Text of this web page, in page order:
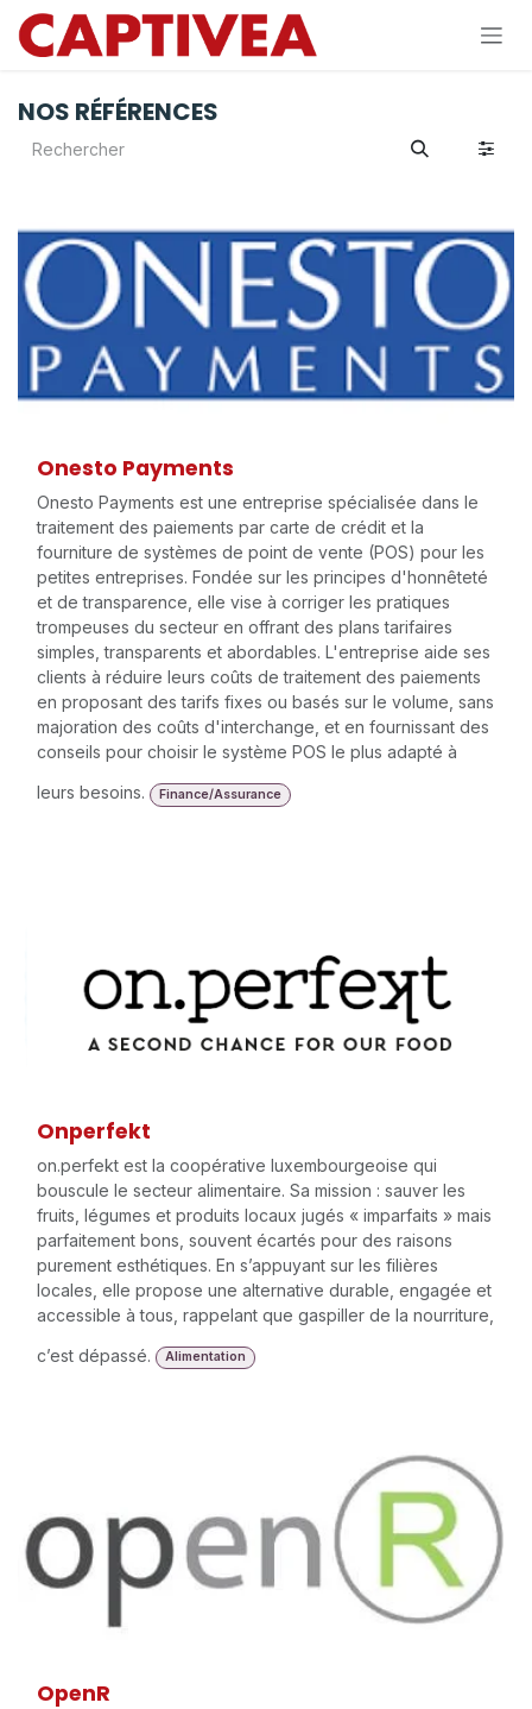
Se rendre au contenu
NOS RÉFÉRENCES
Onesto Payments
Onesto Payments est une entreprise spécialisée dans le
traitement des paiements par carte de crédit et la
fourniture de systèmes de point de vente (POS) pour les
petites entreprises. Fondée sur les principes d'honnêteté
et de transparence, elle vise à corriger les pratiques
trompeuses du secteur en offrant des plans tarifaires
simples, transparents et abordables. L'entreprise aide ses
clients à réduire leurs coûts de traitement des paiements
en proposant des tarifs fixes ou basés sur le volume, sans
majoration des coûts d'interchange, et en fournissant des
conseils pour choisir le système POS le plus adapté à
leurs besoins.
Finance/Assurance
Onperfekt
on.perfekt est la coopérative luxembourgeoise qui
bouscule le secteur alimentaire. Sa mission : sauver les
fruits, légumes et produits locaux jugés « imparfaits » mais
parfaitement bons, souvent écartés pour des raisons
purement esthétiques. En s’appuyant sur les filières
locales, elle propose une alternative durable, engagée et
accessible à tous, rappelant que gaspiller de la nourriture,
c’est dépassé.
Alimentation
OpenR